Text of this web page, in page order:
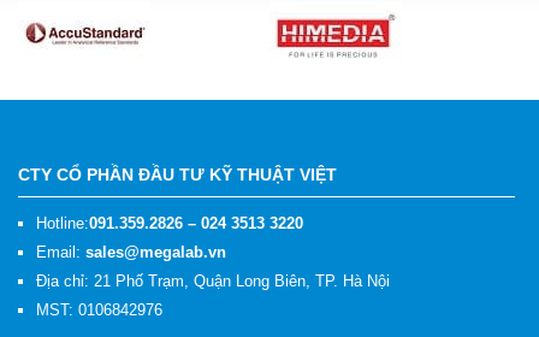
CTY CỔ PHẦN ĐẦU TƯ KỸ THUẬT VIỆT
Hotline:091.359.2826 – 024 3513 3220
Email: sales@megalab.vn
Địa chỉ: 21 Phố Trạm, Quận Long Biên, TP. Hà Nội
MST: 0106842976